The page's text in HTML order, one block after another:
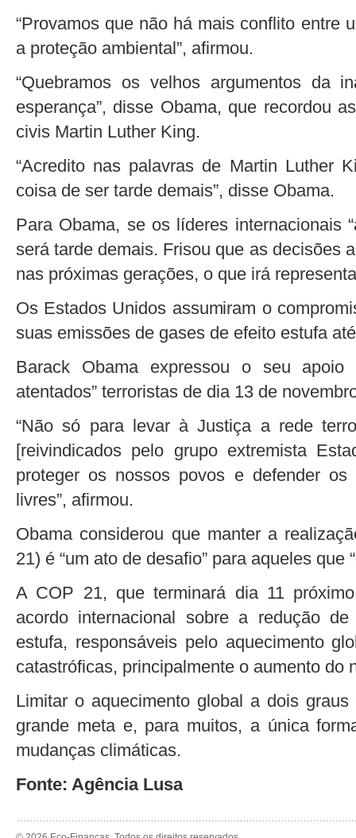
“Provamos que não há mais conflito entre
a proteção ambiental”, afirmou.
“Quebramos os velhos argumentos da
esperança”, disse Obama, que recordou
civis Martin Luther King.
“Acredito nas palavras de Martin Luther
coisa de ser tarde demais”, disse Obama.
Para Obama, se os líderes internacionais
será tarde demais. Frisou que as decisões
nas próximas gerações, o que irá
Os Estados Unidos assumiram o
suas emissões de gases de efeito estufa
Barack Obama expressou o seu
atentados” terroristas de dia 13 de
“Não só para levar à Justiça a rede
[reivindicados pelo grupo extremista
proteger os nossos povos e defender
livres”, afirmou.
Obama considerou que manter a
21) é “um ato de desafio” para aqueles que
A COP 21, que terminará dia 11
acordo internacional sobre a redução
estufa, responsáveis pelo aquecimento
catastróficas, principalmente o aumento do
Limitar o aquecimento global a dois
grande meta e, para muitos, a única
mudanças climáticas.
Fonte: Agência Lusa